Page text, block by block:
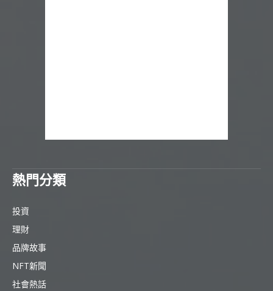
熱門分類
投資
理財
品牌故事
NFT新聞
社會熱話